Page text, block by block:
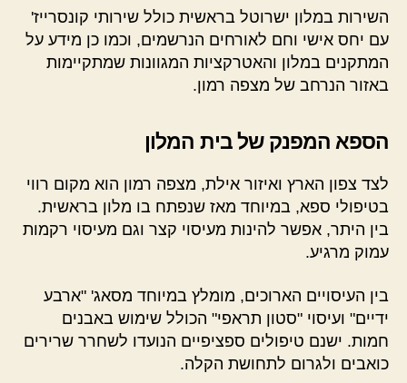
השירות במלון ישרוטל בראשית כולל שירותי קונסרייז'
עם יחס אישי וחם לאורחים הנרשמים, וכמו כן מידע על
המתקנים במלון והאטרקציות המגוונות שמתקיימות
באזור הנרחב של מצפה רמון.
הספא המפנק של בית המלון
לצד צפון הארץ ואיזור אילת, מצפה רמון הוא מקום רווי
בטיפולי ספא, במיוחד מאז שנפתח בו מלון בראשית.
בין היתר, אפשר להינות מעיסוי קצר וגם מעיסוי רקמות
עמוק מרגיע.
בין העיסויים הארוכים, מומלץ במיוחד מסאג' "ארבע
ידיים" ועיסוי "סטון תראפי" הכולל שימוש באבנים
חמות. ישנם טיפולים ספציפיים הנועדו לשחרר שרירים
כואבים ולגרום לתחושת הקלה.